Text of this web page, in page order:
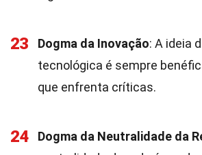
23 Dogma da Inovação: A ideia
tecnológica é sempre
que enfrenta críticas.
24 Dogma da Neutralidade da